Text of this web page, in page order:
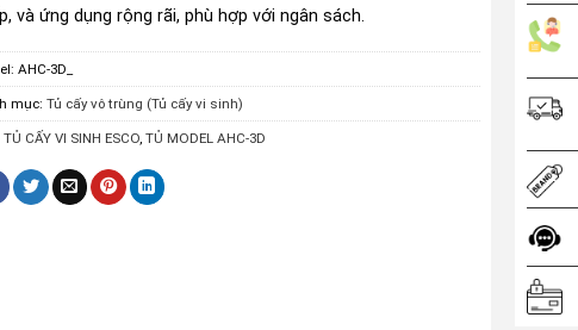
và ứng dụng rộng rãi, phù hợp với ngân sách.
AHC-3D_
mục:Tủ cấy vô trùng (Tủ cấy vi sinh)
TỦ CẤY VI SINH ESCO,TỦ MODEL AHC-3D